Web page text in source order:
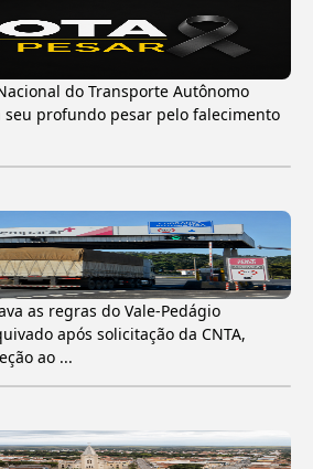
do Transporte Autônomo
seu profundo pesar pelo falecimento
as regras do Vale-Pedágio
após solicitação da CNTA,
ao ...